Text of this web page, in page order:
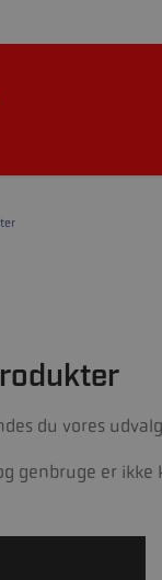
du vores
genbruge er